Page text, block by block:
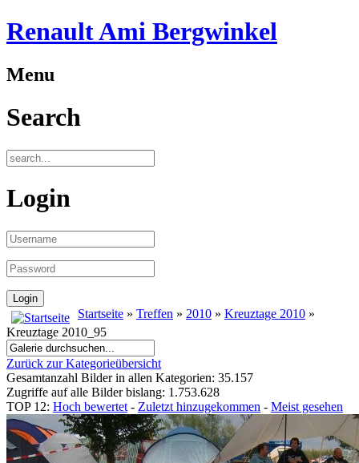
Renault Ami Bergwinkel
Menu
Search
Login
Startseite » Treffen » 2010 » Kreuztage 2010 »
Kreuztage 2010_95
Zurück zur Kategorieübersicht
Gesamtanzahl Bilder in allen Kategorien: 35.157
Zugriffe auf alle Bilder bislang: 1.753.628
TOP 12: Hoch bewertet - Zuletzt hinzugekommen - Meist gesehen